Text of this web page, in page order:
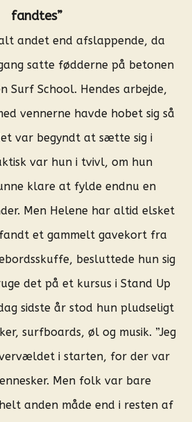
fandtes”
andet end afslappende, da
satte fødderne på betonen
Surf School. Hendes arbejde,
vennerne havde hobet sig så
var begyndt at sætte sig i
var hun i tvivl, om hun
klare at fylde endnu en
Men Helene har altid elsket
et gammelt gavekort fra
besluttede hun sig
det på et kursus i Stand Up
sidste år stod hun pludseligt
surfboards, øl og musik. ”Jeg
i starten, for der var
Men folk var bare
anden måde end i resten af